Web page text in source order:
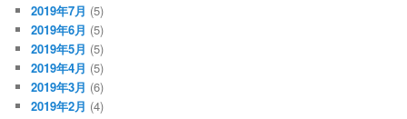
2019年7月 (5)
2019年6月 (5)
2019年5月 (5)
2019年4月 (5)
2019年3月 (6)
2019年2月 (4)